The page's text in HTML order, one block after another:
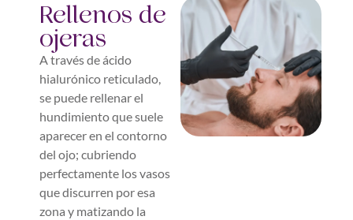
Rellenos de
ojeras
A través de ácido
hialurónico reticulado,
se puede rellenar el
hundimiento que suele
aparecer en el contorno
del ojo; cubriendo
perfectamente los vasos
que discurren por esa
zona y matizando la